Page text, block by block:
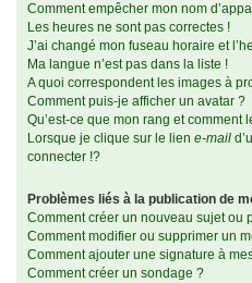
Comment empêcher mon nom
Les heures ne sont pas correctes !
J’ai changé mon fuseau horaire et
Ma langue n’est pas dans la liste !
A quoi correspondent les images à
Comment puis-je afficher un avatar ?
Qu’est-ce que mon rang et comment
Lorsque je clique sur le lien e-mail
connecter !?
Problèmes liés à la publication de
Comment créer un nouveau sujet ou
Comment modifier ou supprimer un
Comment ajouter une signature à
Comment créer un sondage ?